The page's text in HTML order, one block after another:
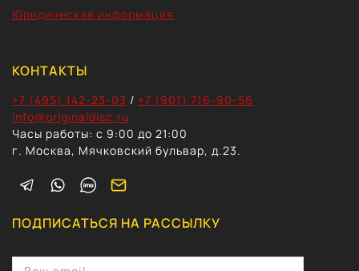
Юридическая информация
КОНТАКТЫ
+7 (495) 142-23-03 / +7 (901) 716-90-56
info@originaldisc.ru
Часы работы: с 9:00 до 21:00
г. Москва, Мячковский бульвар, д.23.
ПОДПИСАТЬСЯ НА РАССЫЛКУ